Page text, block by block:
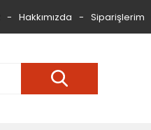
Hakkımızda Siparişlerim